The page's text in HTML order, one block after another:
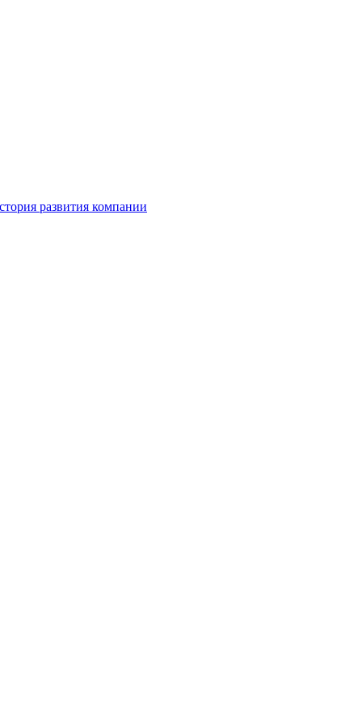
развития компании